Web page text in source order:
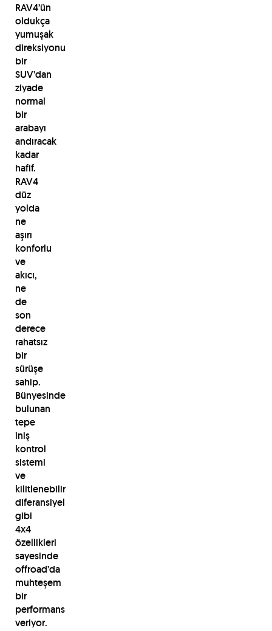
RAV4’ün
oldukça
yumuşak
direksiyonu
bir
SUV’dan
ziyade
normal
bir
arabayı
andıracak
kadar
hafif.
RAV4
düz
yolda
ne
aşırı
konforlu
ve
akıcı,
ne
de
son
derece
rahatsız
bir
sürüşe
sahip.
Bünyesinde
bulunan
tepe
iniş
kontrol
sistemi
ve
kilitlenebilir
diferansiyel
gibi
4x4
özellikleri
sayesinde
offroad’da
muhteşem
bir
performans
veriyor.